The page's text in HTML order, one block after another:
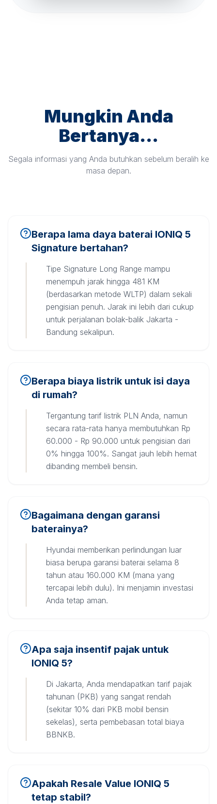
Mungkin Anda
Bertanya...
Segala informasi yang Anda butuhkan sebelum beralih ke
masa depan.
Berapa lama daya baterai IONIQ 5
Signature bertahan?
Tipe Signature Long Range mampu
menempuh jarak hingga 481 KM
(berdasarkan metode WLTP) dalam sekali
pengisian penuh. Jarak ini lebih dari cukup
untuk perjalanan bolak-balik Jakarta -
Bandung sekalipun.
Berapa biaya listrik untuk isi daya
di rumah?
Tergantung tarif listrik PLN Anda, namun
secara rata-rata hanya membutuhkan Rp
60.000 - Rp 90.000 untuk pengisian dari
0% hingga 100%. Sangat jauh lebih hemat
dibanding membeli bensin.
Bagaimana dengan garansi
baterainya?
Hyundai memberikan perlindungan luar
biasa berupa garansi baterai selama 8
tahun atau 160.000 KM (mana yang
tercapai lebih dulu). Ini menjamin investasi
Anda tetap aman.
Apa saja insentif pajak untuk
IONIQ 5?
Di Jakarta, Anda mendapatkan tarif pajak
tahunan (PKB) yang sangat rendah
(sekitar 10% dari PKB mobil bensin
sekelas), serta pembebasan total biaya
BBNKB.
Apakah Resale Value IONIQ 5
tetap stabil?